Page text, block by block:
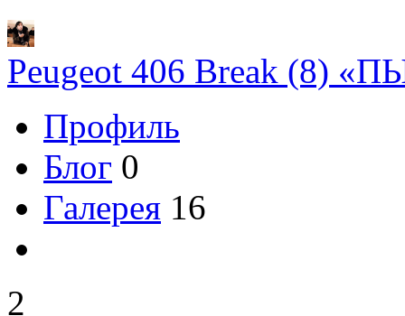
Peugeot 406 Break (8)
Профиль
Блог 0
Галерея 16
2